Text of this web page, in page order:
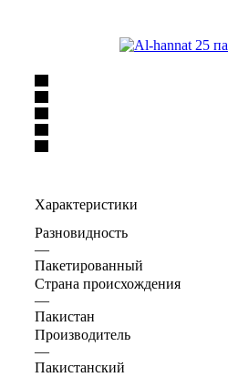
Характеристики
Разновидность
—
Пакетированный
Страна происхождения
—
Пакистан
Производитель
—
Пакистанский